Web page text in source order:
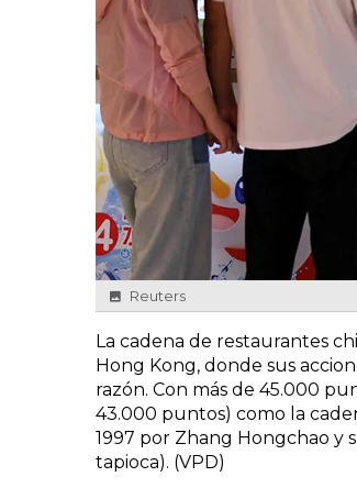
Reuters
La cadena de restaurantes
Hong Kong, donde sus
razón. Con más de 45.000
43.000 puntos) como la
1997 por Zhang Hongchao y
tapioca). (VPD)